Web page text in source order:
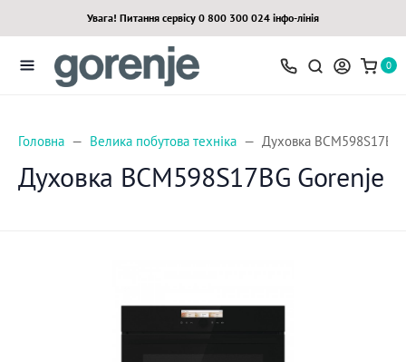
Увага! Питання сервісу 0 800 300 024 інфо-лінія
0
Головна Велика побутова техніка Духовка
Духовка BCM598S17BG Gorenje